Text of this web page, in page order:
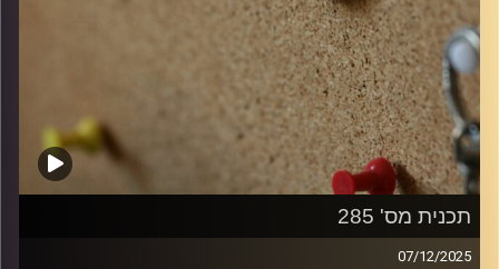
תכנית מס' 285
07/12/2025